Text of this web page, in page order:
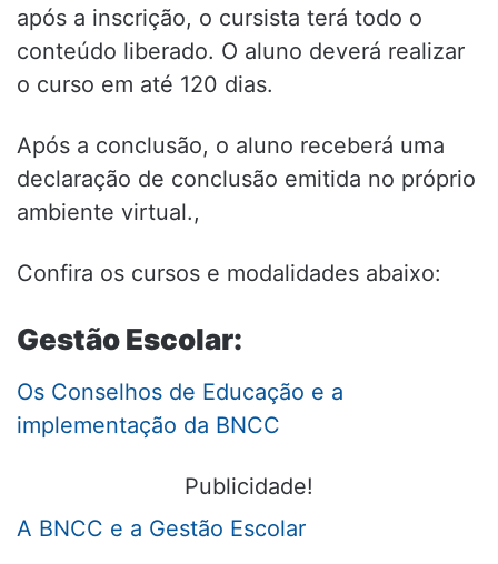
após a inscrição, o cursista terá todo o
conteúdo liberado. O aluno deverá realizar
o curso em até 120 dias.
Após a conclusão, o aluno receberá uma
declaração de conclusão emitida no próprio
ambiente virtual.,
Confira os cursos e modalidades abaixo:
Gestão Escolar:
Os Conselhos de Educação e a
implementação da BNCC
Publicidade!
A BNCC e a Gestão Escolar